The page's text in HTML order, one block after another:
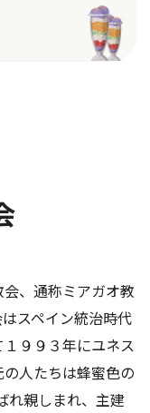
、通称ミアガオ教
スペイン統治時代
９９３年にユネス
人たちは蜂蜜色の
親しまれ、主建